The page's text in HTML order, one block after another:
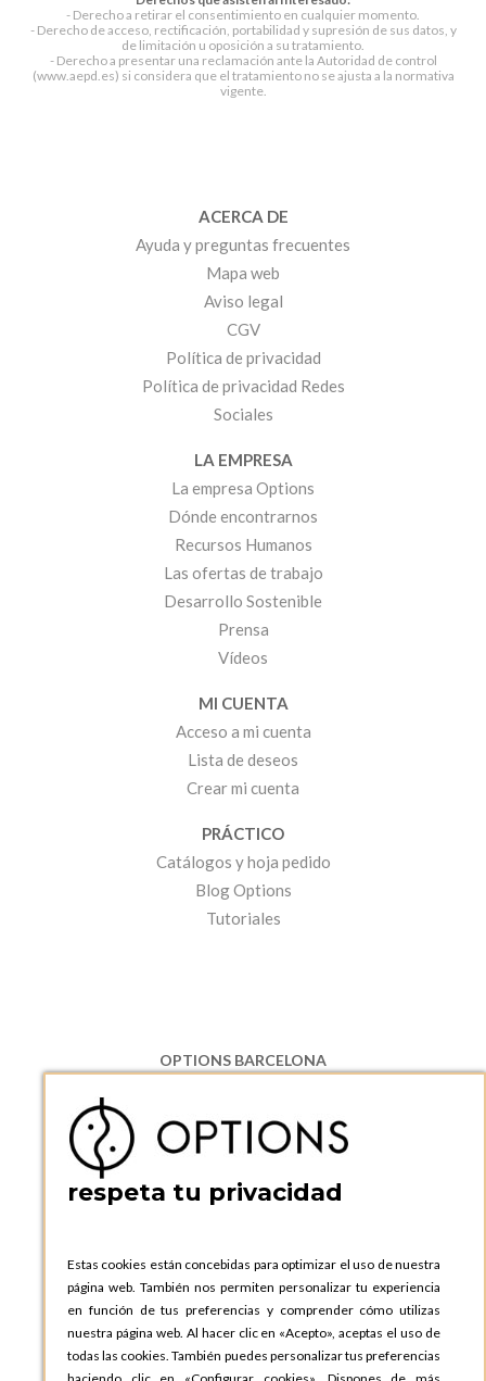
- Derecho a retirar el consentimiento en cualquier momento.
- Derecho de acceso, rectificación, portabilidad y supresión de sus datos, y
de limitación u oposición a su tratamiento.
- Derecho a presentar una reclamación ante la Autoridad de control
(www.aepd.es) si considera que el tratamiento no se ajusta a la normativa
vigente.
ACERCA DE
Ayuda y preguntas frecuentes
Mapa web
Aviso legal
CGV
Política de privacidad
Política de privacidad Redes
Sociales
LA EMPRESA
La empresa Options
Dónde encontrarnos
Recursos Humanos
Las ofertas de trabajo
Desarrollo Sostenible
Prensa
Vídeos
MI CUENTA
Acceso a mi cuenta
Lista de deseos
Crear mi cuenta
PRÁCTICO
Catálogos y hoja pedido
Blog Options
Tutoriales
OPTIONS BARCELONA
08130 Santa Perpetua de Moguda, Barcelona
ESPAñA
Teléfono:
+34 935 724 041
OPTIONS BARCELONA SHOWROOM
ESPAñA
Teléfono:+34 935 724 041
OPTIONS MADRID
C. Lucio Emilio Cándido, 6,
respeta tu privacidad
Estas cookies están concebidas para optimizar el uso de nuestra
página web. También nos permiten personalizar tu experiencia
en función de tus preferencias y comprender cómo utilizas
nuestra página web. Al hacer clic en «Acepto», aceptas el uso de
todas las cookies. También puedes personalizar tus preferencias